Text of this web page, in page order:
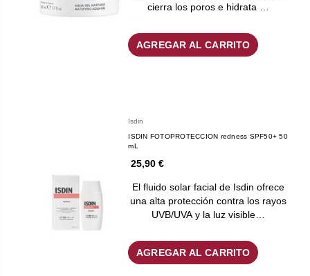
cierra los poros e hidrata …
AGREGAR AL CARRITO
Isdin
ISDIN FOTOPROTECCION redness SPF50+ 50
mL
25,90 €
El fluido solar facial de Isdin ofrece
una alta protección contra los rayos
UVB/UVA y la luz visible…
AGREGAR AL CARRITO